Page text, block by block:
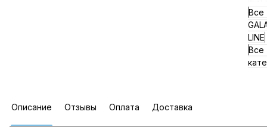
Все
LINE
Все
Описание Отзывы Оплата Доставка